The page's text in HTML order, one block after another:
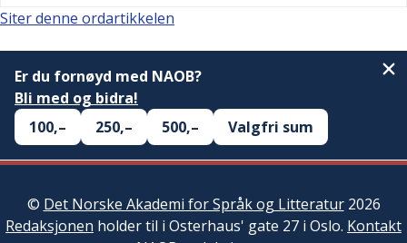
Siter denne ordartikkelen
Er du fornøyd med NAOB?
Bli med og bidra!
100,–
250,– 500,– Valgfri sum
© Det Norske Akademi for Språk og Litteratur2026
Redaksjonen holder til i Osterhaus' gate 27 i Oslo. Kontakt